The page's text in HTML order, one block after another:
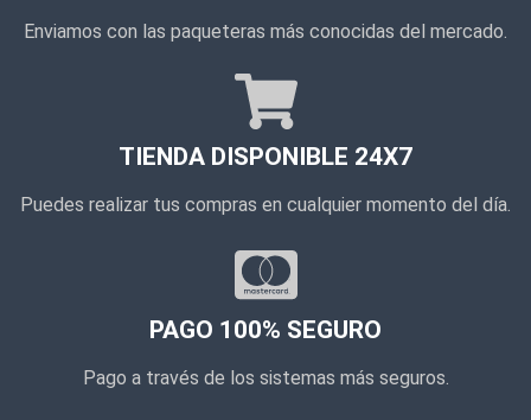
Enviamos con las paqueteras más conocidas del mercado.
TIENDA DISPONIBLE 24X7
Puedes realizar tus compras en cualquier momento del día.
PAGO 100% SEGURO
Pago a través de los sistemas más seguros.